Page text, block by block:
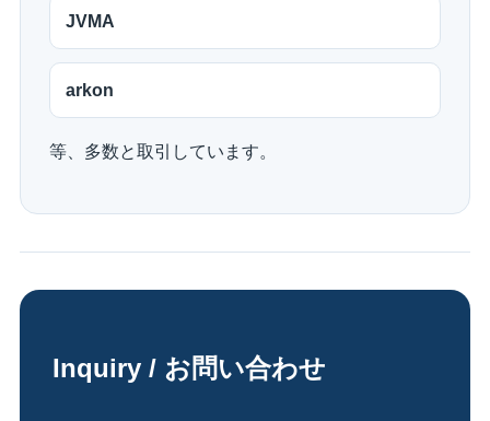
JVMA
arkon
等、多数と取引しています。
Inquiry / お問い合わせ